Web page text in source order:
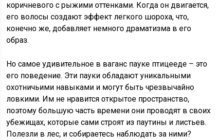
коричневого с рыжими оттенками. Когда он двигается,
его волосы создают эффект легкого шороха, что,
конечно же, добавляет немного драматизма в его
образ.
Но самое удивительное в ваганс пауке птицееде – это
его поведение. Эти пауки обладают уникальными
охотничьими навыками и могут быть чрезвычайно
ловкими. Им не нравится открытое пространство,
поэтому большую часть времени они проводят в своих
убежищах, которые сами строят из паутины и листьев.
Полезли в лес, и собираетесь наблюдать за ними?